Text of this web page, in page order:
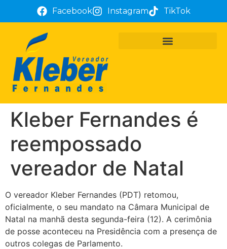
Facebook Instagram TikTok
Kleber Fernandes é
reempossado
vereador de Natal
O vereador Kleber Fernandes (PDT) retomou,
oficialmente, o seu mandato na Câmara Municipal de
Natal na manhã desta segunda-feira (12). A cerimônia
de posse aconteceu na Presidência com a presença de
outros colegas de Parlamento.